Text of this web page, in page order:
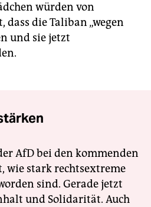
würden von
dass die Taliban „wegen
und sie jetzt
AfD bei den kommenden
wie stark rechtsextreme
sind. Gerade jetzt
und Solidarität. Auch